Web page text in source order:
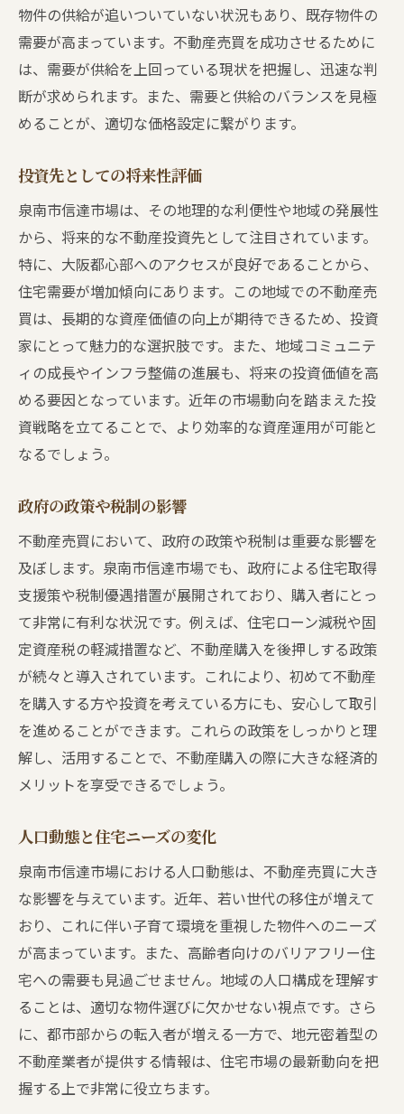
物件の供給が追いついていない状況もあり、既存物件の
需要が高まっています。不動産売買を成功させるために
は、需要が供給を上回っている現状を把握し、迅速な判
断が求められます。また、需要と供給のバランスを見極
めることが、適切な価格設定に繋がります。
投資先としての将来性評価
泉南市信達市場は、その地理的な利便性や地域の発展性
から、将来的な不動産投資先として注目されています。
特に、大阪都心部へのアクセスが良好であることから、
住宅需要が増加傾向にあります。この地域での不動産売
買は、長期的な資産価値の向上が期待できるため、投資
家にとって魅力的な選択肢です。また、地域コミュニテ
ィの成長やインフラ整備の進展も、将来の投資価値を高
める要因となっています。近年の市場動向を踏まえた投
資戦略を立てることで、より効率的な資産運用が可能と
なるでしょう。
政府の政策や税制の影響
不動産売買において、政府の政策や税制は重要な影響を
及ぼします。泉南市信達市場でも、政府による住宅取得
支援策や税制優遇措置が展開されており、購入者にとっ
て非常に有利な状況です。例えば、住宅ローン減税や固
定資産税の軽減措置など、不動産購入を後押しする政策
が続々と導入されています。これにより、初めて不動産
を購入する方や投資を考えている方にも、安心して取引
を進めることができます。これらの政策をしっかりと理
解し、活用することで、不動産購入の際に大きな経済的
メリットを享受できるでしょう。
人口動態と住宅ニーズの変化
泉南市信達市場における人口動態は、不動産売買に大き
な影響を与えています。近年、若い世代の移住が増えて
おり、これに伴い子育て環境を重視した物件へのニーズ
が高まっています。また、高齢者向けのバリアフリー住
宅への需要も見過ごせません。地域の人口構成を理解す
ることは、適切な物件選びに欠かせない視点です。さら
に、都市部からの転入者が増える一方で、地元密着型の
不動産業者が提供する情報は、住宅市場の最新動向を把
握する上で非常に役立ちます。